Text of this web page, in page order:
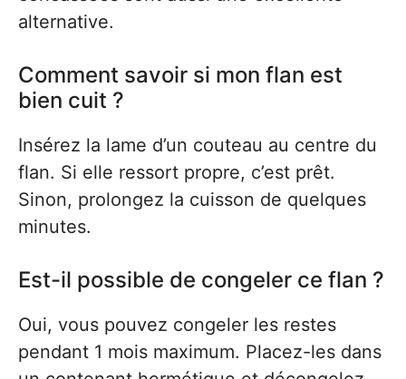
alternative.
Comment savoir si mon flan est
bien cuit ?
Insérez la lame d’un couteau au centre du
flan. Si elle ressort propre, c’est prêt.
Sinon, prolongez la cuisson de quelques
minutes.
Est-il possible de congeler ce flan ?
Oui, vous pouvez congeler les restes
pendant 1 mois maximum. Placez-les dans